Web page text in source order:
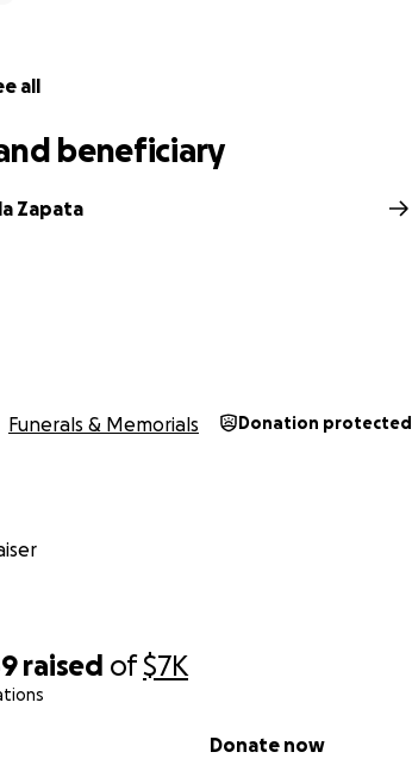
raised of$7K
Donate now
all
beneficiary
Zapata
Funerals & Memorials Donation protected